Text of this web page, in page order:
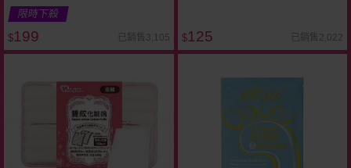
限時下殺
$199 已銷售3,105 $125 已銷售2,022